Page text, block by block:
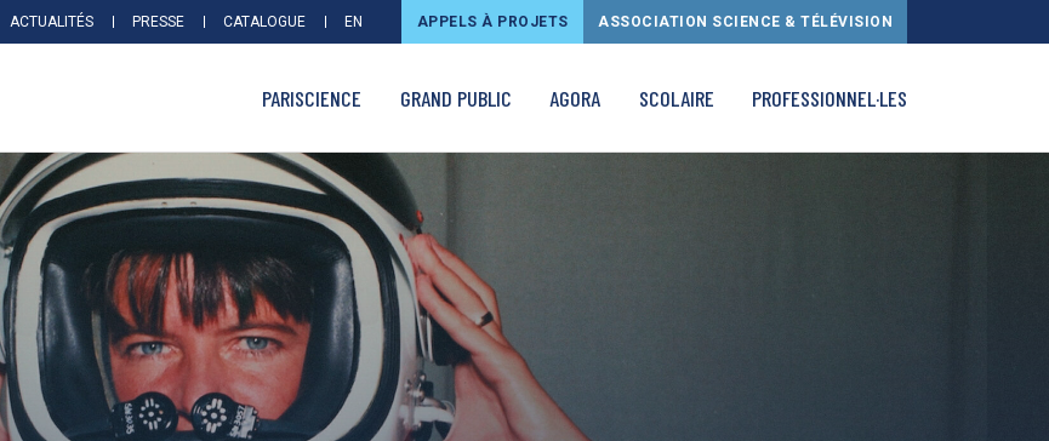
ACTUALITÉS PRESSE CATALOGUE EN APPELS À PROJETS ASSOCIATION SCIENCE & TÉLÉVISION
PARISCIENCE GRAND PUBLIC AGORA SCOLAIRE PROFESSIONNEL·LES